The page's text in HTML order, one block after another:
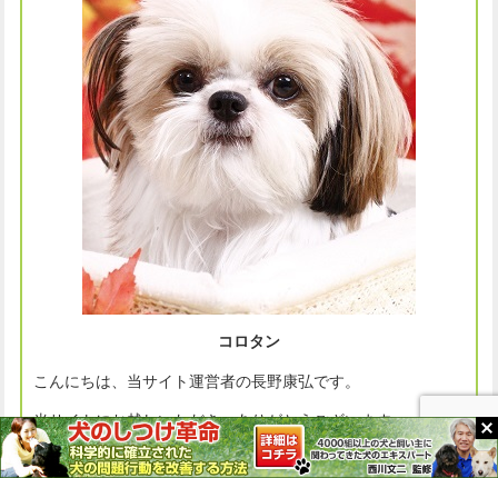
コロタン
こんにちは、当サイト運営者の長野康弘です。
当サイトにお越しいただき、ありがとうございます。
当サイトでは愛犬と楽しく生活するために、「子犬のしつけ